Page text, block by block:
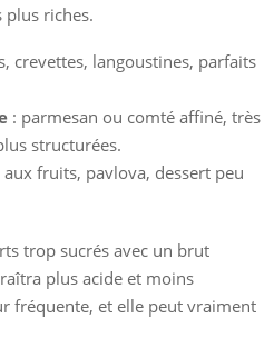
plus riches.
crevettes, langoustines, parfaits
: parmesan ou comté affiné, très
structurées.
aux fruits, pavlova, dessert peu
trop sucrés avec un brut
plus acide et moins
fréquente, et elle peut vraiment